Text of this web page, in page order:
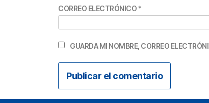
CORREO ELECTRÓNICO *
GUARDA MI NOMBRE, CORREO